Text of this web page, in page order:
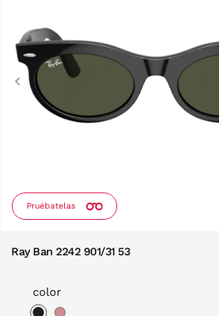
Pruébatelas
Previous
Ray Ban 2242 901/31 53
color